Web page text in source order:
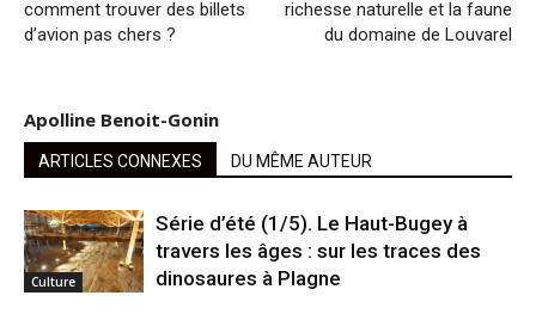
comment trouver des billets
d’avion pas chers ?
richesse naturelle et la faune
du domaine de Louvarel
Apolline Benoit-Gonin
ARTICLES CONNEXES DU MÊME AUTEUR
Culture
Série d’été (1/5). Le Haut-Bugey à
travers les âges : sur les traces des
dinosaures à Plagne